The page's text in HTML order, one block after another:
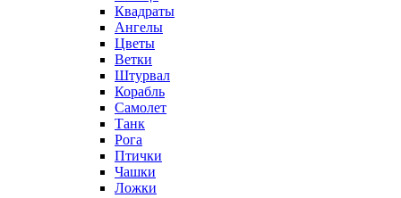
Квадраты
Ангелы
Цветы
Ветки
Штурвал
Корабль
Самолет
Танк
Рога
Птички
Чашки
Ложки